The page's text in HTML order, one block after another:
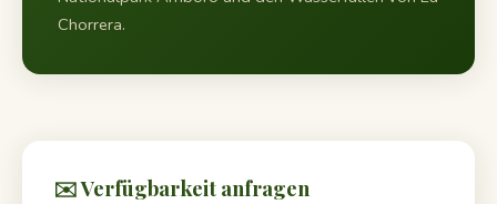
Chorrera.
✉️ Verfügbarkeit anfragen